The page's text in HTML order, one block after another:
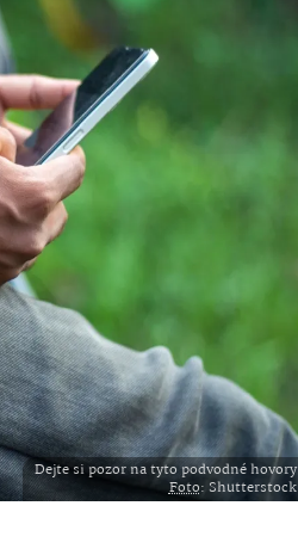
Dejte si pozor na tyto podvodné hovory
Foto: Shutterstock